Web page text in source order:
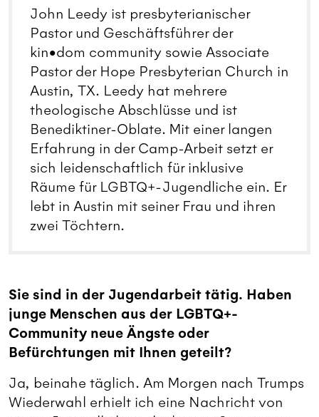
John Leedy ist presbyterianischer
Pastor und Geschäftsführer der
kin•dom community sowie Associate
Pastor der Hope Presbyterian Church in
Austin, TX. Leedy hat mehrere
theologische Abschlüsse und ist
Benediktiner-Oblate. Mit einer langen
Erfahrung in der Camp-Arbeit setzt er
sich leidenschaftlich für inklusive
Räume für LGBTQ+-Jugendliche ein. Er
lebt in Austin mit seiner Frau und ihren
zwei Töchtern.
Sie sind in der Jugendarbeit tätig. Haben
junge Menschen aus der LGBTQ+-
Community neue Ängste oder
Befürchtungen mit Ihnen geteilt?
Ja, beinahe täglich. Am Morgen nach Trumps
Wiederwahl erhielt ich eine Nachricht von